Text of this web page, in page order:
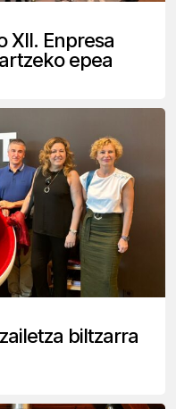
XII. Enpresa
epea
biltzarra